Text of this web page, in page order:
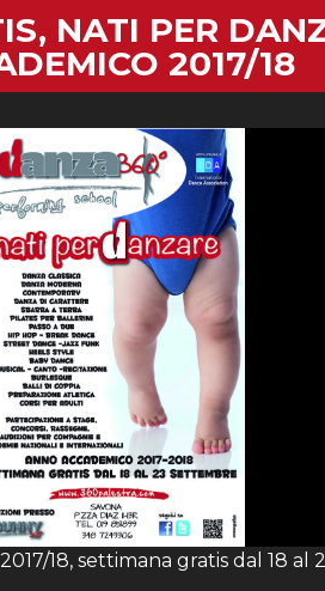
NATI PER
2017/18
18, settimana gratis dal 18 al